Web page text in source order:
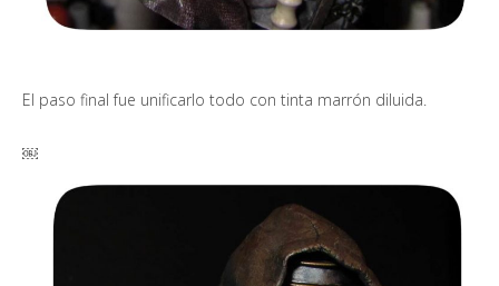
El paso final fue unificarlo todo con tinta marrón diluida.
￼